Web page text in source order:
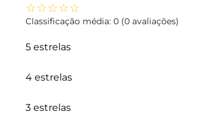
☆☆☆☆☆
Classificação média: 0 (0 avaliações)
5 estrelas
4 estrelas
3 estrelas